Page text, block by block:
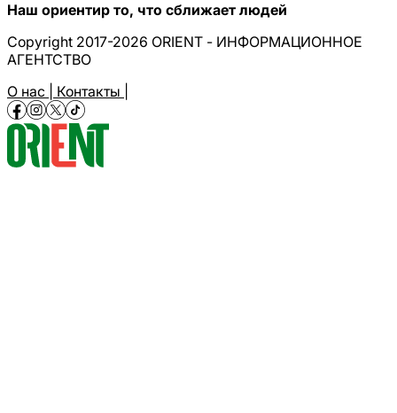
Наш ориентир то, что сближает людей
Copyright 2017-2026 ORIENT - ИНФОРМАЦИОННОЕ
АГЕНТСТВО
О нас | Контакты |